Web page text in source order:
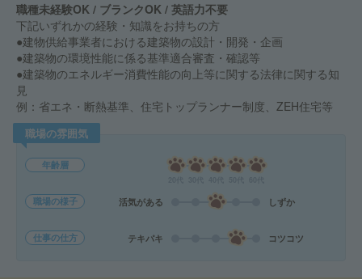
職種未経験OK / ブランクOK / 英語力不要
下記いずれかの経験・知識をお持ちの方
●建物供給事業者における建築物の設計・開発・企画
●建築物の環境性能に係る基準適合審査・確認等
●建築物のエネルギー消費性能の向上等に関する法律に関する知
見
例：省エネ・断熱基準、住宅トップランナー制度、ZEH住宅等
職場の雰囲気
年齢層
職場の様子 活気がある しずか
仕事の仕方 テキパキ コツコツ